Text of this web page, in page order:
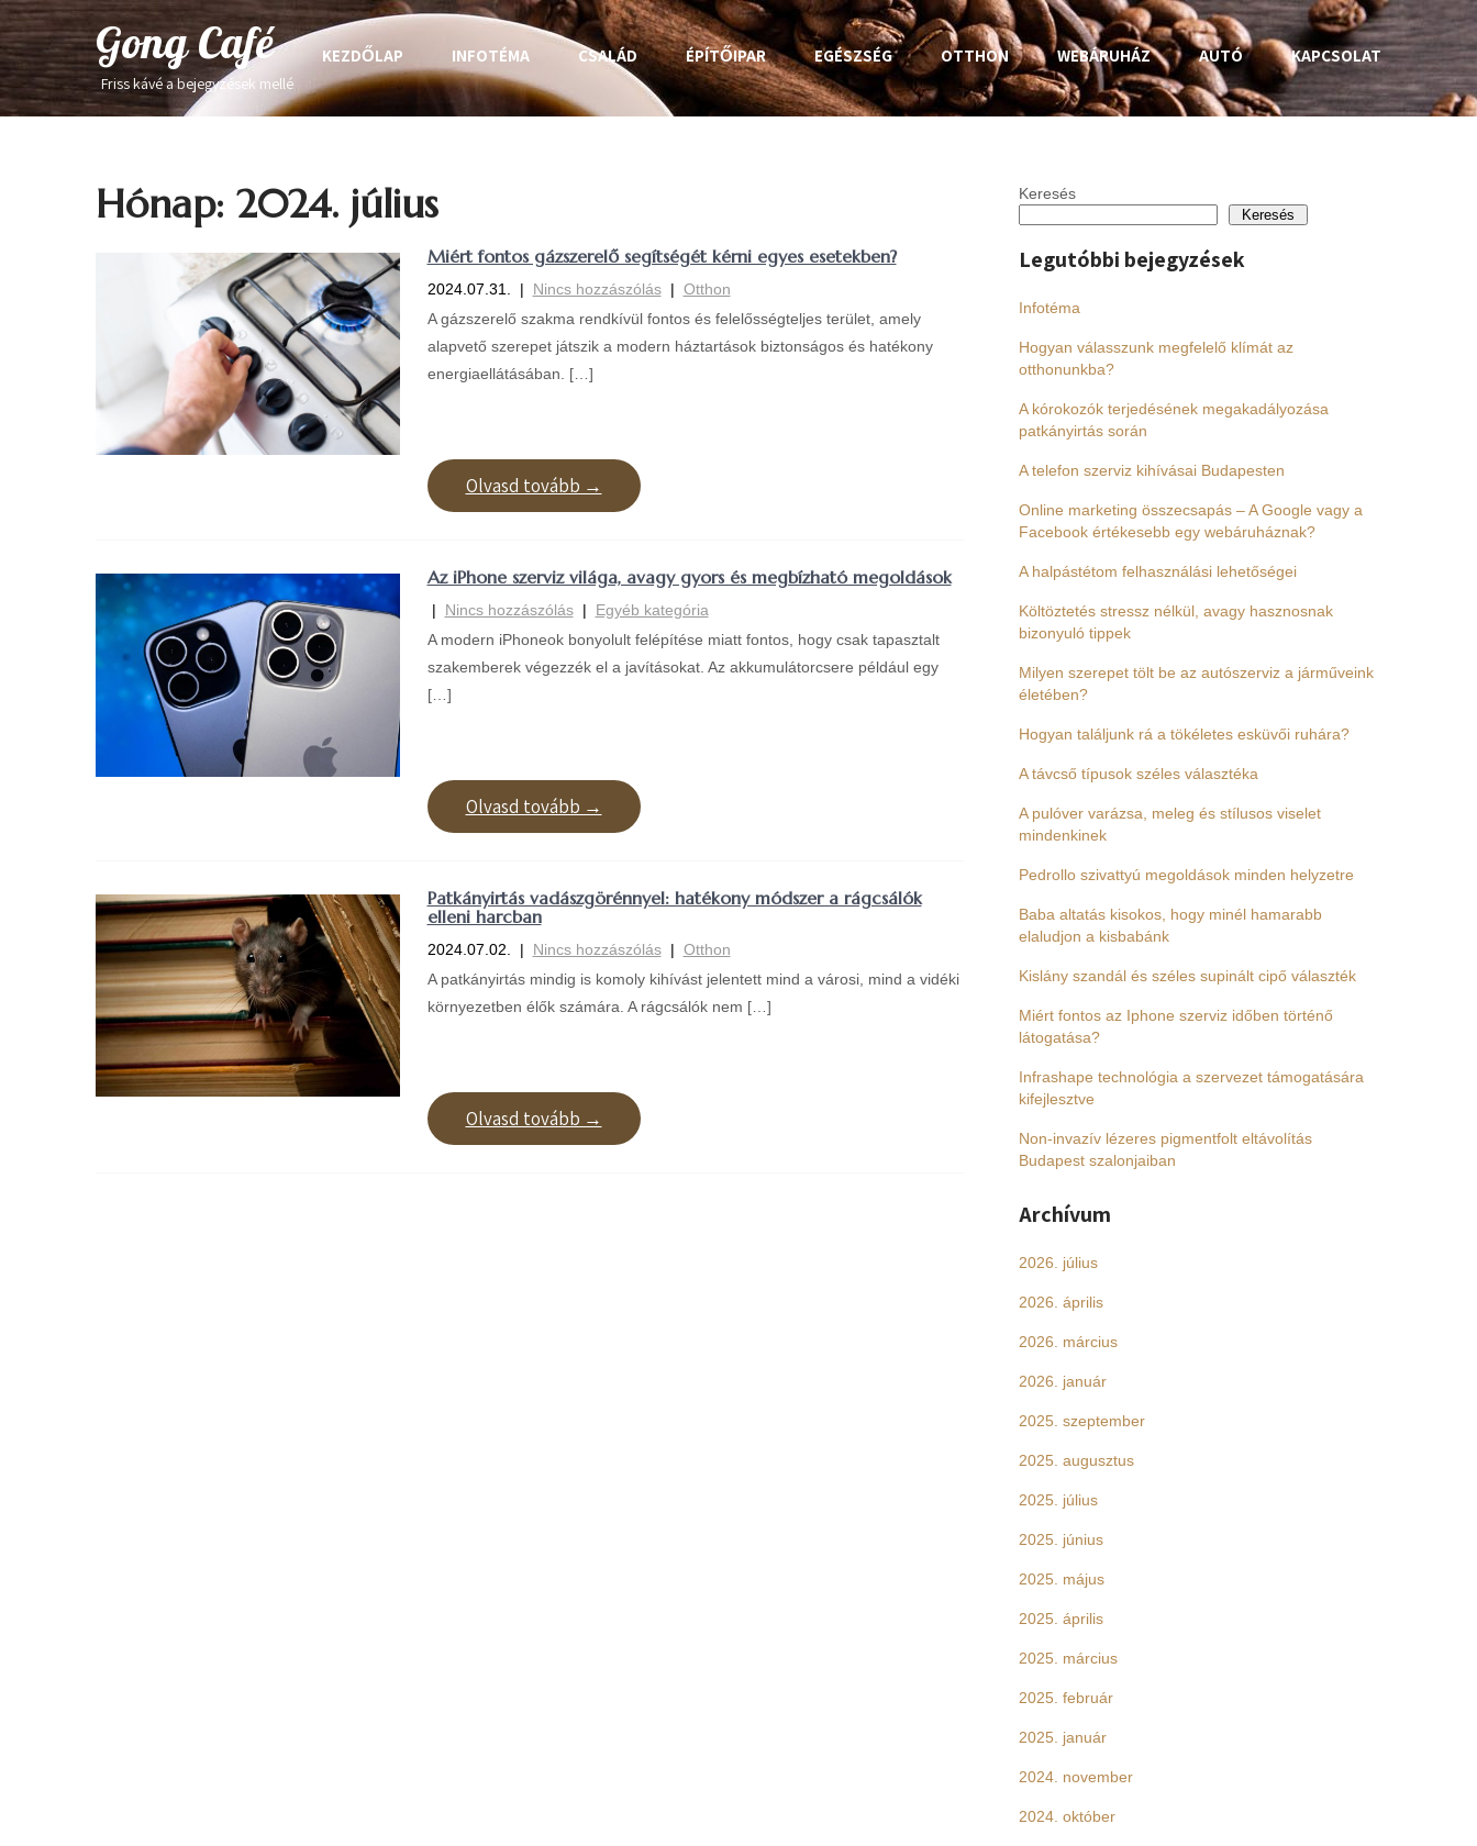
Gong Café
Friss kávé a bejegyzések mellé
KEZDŐLAP INFOTÉMA CSALÁD ÉPÍTŐIPAR EGÉSZSÉG OTTHON WEBÁRUHÁZ AUTÓ KAPCSOLAT
Hónap: 2024. július
Miért fontos gázszerelő segítségét kérni egyes esetekben?
2024.07.31. | Nincs hozzászólás | Otthon
A gázszerelő szakma rendkívül fontos és felelősségteljes terület, amely
alapvető szerepet játszik a modern háztartások biztonságos és hatékony
energiaellátásában. […]
Olvasd tovább →
Az iPhone szerviz világa, avagy gyors és megbízható megoldások
| Nincs hozzászólás | Egyéb kategória
A modern iPhoneok bonyolult felépítése miatt fontos, hogy csak tapasztalt
szakemberek végezzék el a javításokat. Az akkumulátorcsere például egy
[…]
Olvasd tovább →
Patkányirtás vadászgörénnyel: hatékony módszer a rágcsálók
elleni harcban
2024.07.02. | Nincs hozzászólás | Otthon
A patkányirtás mindig is komoly kihívást jelentett mind a városi, mind a vidéki
környezetben élők számára. A rágcsálók nem […]
Olvasd tovább →
Keresés
Keresés
Legutóbbi bejegyzések
Infotéma
Hogyan válasszunk megfelelő klímát az
otthonunkba?
A kórokozók terjedésének megakadályozása
patkányirtás során
A telefon szerviz kihívásai Budapesten
Online marketing összecsapás – A Google vagy a
Facebook értékesebb egy webáruháznak?
A halpástétom felhasználási lehetőségei
Költöztetés stressz nélkül, avagy hasznosnak
bizonyuló tippek
Milyen szerepet tölt be az autószerviz a járműveink
életében?
Hogyan találjunk rá a tökéletes esküvői ruhára?
A távcső típusok széles választéka
A pulóver varázsa, meleg és stílusos viselet
mindenkinek
Pedrollo szivattyú megoldások minden helyzetre
Baba altatás kisokos, hogy minél hamarabb
elaludjon a kisbabánk
Kislány szandál és széles supinált cipő választék
Miért fontos az Iphone szerviz időben történő
látogatása?
Infrashape technológia a szervezet támogatására
kifejlesztve
Non-invazív lézeres pigmentfolt eltávolítás
Budapest szalonjaiban
Archívum
2026. július
2026. április
2026. március
2026. január
2025. szeptember
2025. augusztus
2025. július
2025. június
2025. május
2025. április
2025. március
2025. február
2025. január
2024. november
2024. október